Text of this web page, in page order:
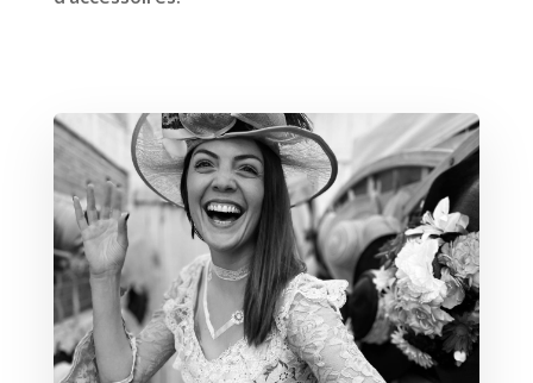
L'ATELIER DE COUTURE
Lorem ipsum dolor sit amet,
consectetur adipisicing elit, sed do
eiusmod tempor incididunt ut
labore et dolore magna aliqua.